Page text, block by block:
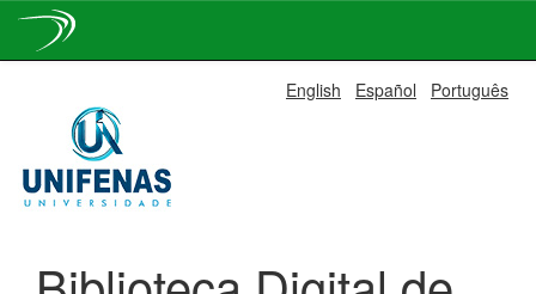
navigation
English Español Português